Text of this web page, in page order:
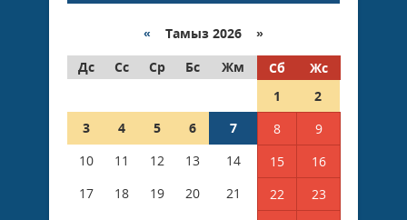
« Тамыз 2026 »
Дс
Сс Ср Бс Жм Сб
Жс
1
2
3
4 5 6 7 8
9
10
11 12 13 14 15
16
17
18 19 20 21 22
23